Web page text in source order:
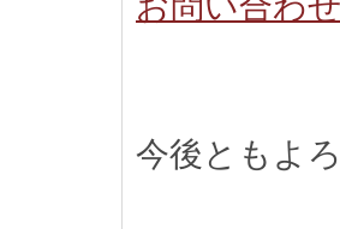
今後ともよ